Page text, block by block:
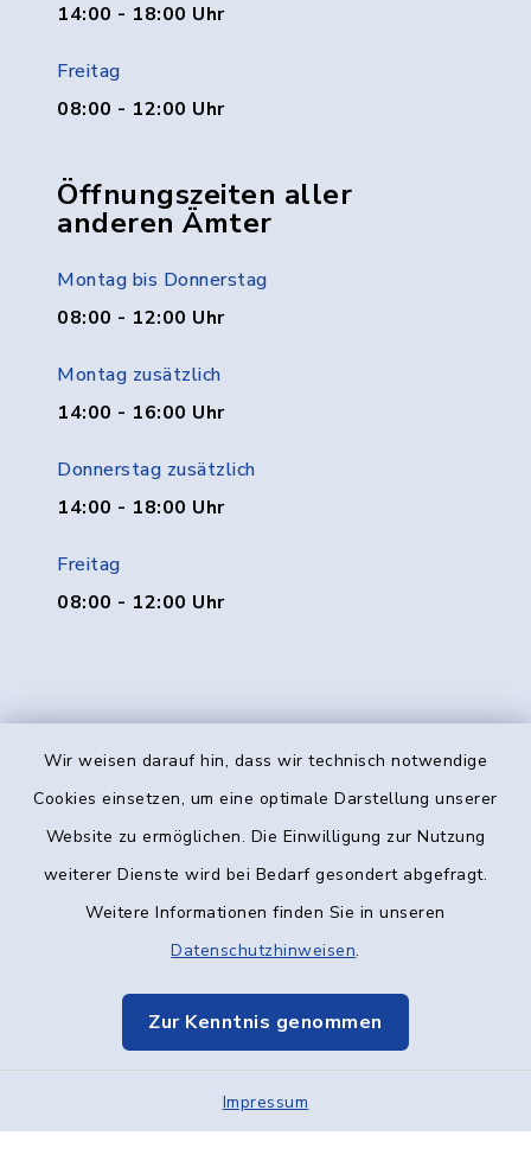
Wir weisen darauf hin, dass wir technisch notwendige
Cookies einsetzen, um eine optimale Darstellung unserer
Website zu ermöglichen. Die Einwilligung zur Nutzung
weiterer Dienste wird bei Bedarf gesondert abgefragt.
Weitere Informationen finden Sie in unseren
Datenschutzhinweisen.
Zur Kenntnis genommen
Impressum
14:00 - 18:00 Uhr
Freitag
08:00 - 12:00 Uhr
Öffnungszeiten aller
anderen Ämter
Montag bis Donnerstag
08:00 - 12:00 Uhr
Montag zusätzlich
14:00 - 16:00 Uhr
Donnerstag zusätzlich
14:00 - 18:00 Uhr
Freitag
08:00 - 12:00 Uhr
Kontakt
Datenschutz
Elektronische Kommunikation
Sitemap